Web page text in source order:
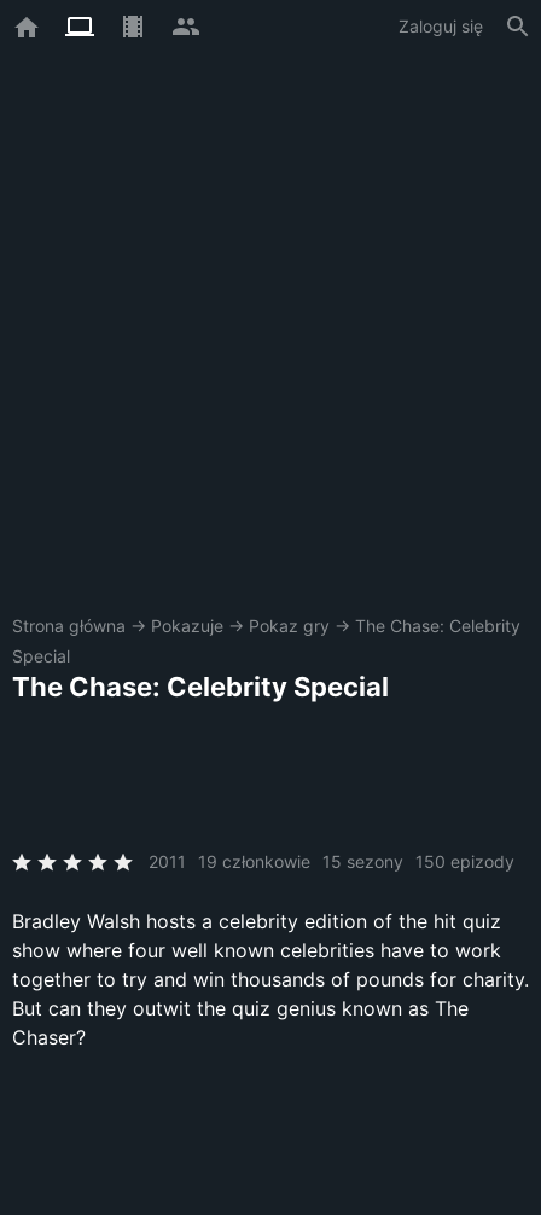
Zaloguj się
Strona główna → Pokazuje → Pokaz gry → The Chase: Celebrity
Special
The Chase: Celebrity Special
2011 19 członkowie 15 sezony 150 epizody
Bradley Walsh hosts a celebrity edition of the hit quiz
show where four well known celebrities have to work
together to try and win thousands of pounds for charity.
But can they outwit the quiz genius known as The
Chaser?